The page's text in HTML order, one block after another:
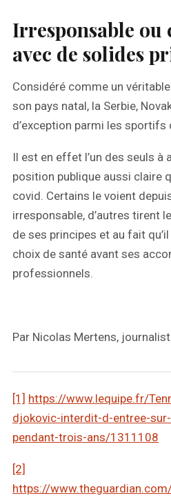
Irresponsable ou
avec de solides
Considéré comme un
son pays natal, la Serbie,
d’exception parmi les sportifs
Il est en effet l’un des seuls à
position publique aussi claire
covid. Certains le voient
irresponsable, d’autres tirent
de ses principes et au fait
choix de santé avant ses
professionnels.
Par Nicolas Mertens,
[1] https://www.lequipe.fr/
djokovic-interdit-d-entree-
pendant-trois-ans/1311108
[2]
https://